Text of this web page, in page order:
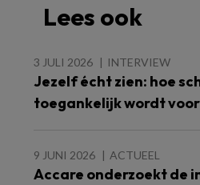
Lees ook
3 JULI 2026 INTERVIEW
Jezelf écht zien: hoe
toegankelijk wordt
9 JUNI 2026 ACTUEEL
Accare onderzoekt de